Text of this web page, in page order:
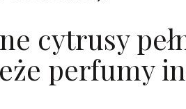
cytrusy
perfumy